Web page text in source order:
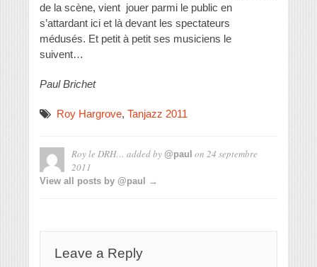
de la scène, vient jouer parmi le public en
s’attardant ici et là devant les spectateurs
médusés. Et petit à petit ses musiciens le
suivent…
Paul Brichet
Roy Hargrove, Tanjazz 2011
Roy le DRH… added by @paul on 24 septembre
2011
View all posts by @paul →
Leave a Reply